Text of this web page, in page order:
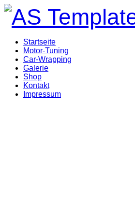
Startseite
Motor-Tuning
Car-Wrapping
Galerie
Shop
Kontakt
Impressum